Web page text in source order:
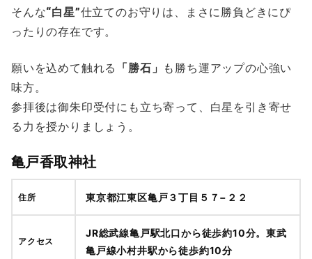
そんな“白星”仕立てのお守りは、まさに勝負どきにぴ
ったりの存在です。
願いを込めて触れる 「勝石」
も勝ち運アップの心強い
味方。
参拝後は御朱印受付にも立ち寄って、白星を引き寄せ
る力を授かりましょう。
亀戸香取神社
住所 東京都江東区亀戸３丁目５７−２２
アクセス
JR総武線亀戸駅北口から徒歩約10分。東武
亀戸線小村井駅から徒歩約10分